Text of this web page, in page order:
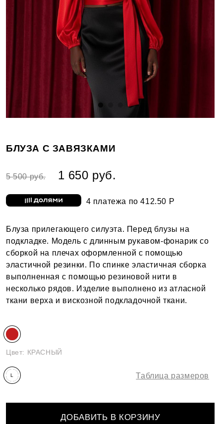
БЛУЗА С ЗАВЯЗКАМИ
5 500 руб. 1 650 руб.
4 платежа по 412.50 Р
Блуза прилегающего силуэта. Перед блузы на
подкладке. Модель с длинным рукавом-фонарик со
сборкой на плечах оформленной с помощью
эластичной резинки. По спинке эластичная сборка
выполненная с помощью резиновой нити в
несколько рядов. Изделие выполнено из атласной
ткани верха и вискозной подкладочной ткани.
Цвет: КРАСНЫЙ
L Таблица размеров
ДОБАВИТЬ В КОРЗИНУ